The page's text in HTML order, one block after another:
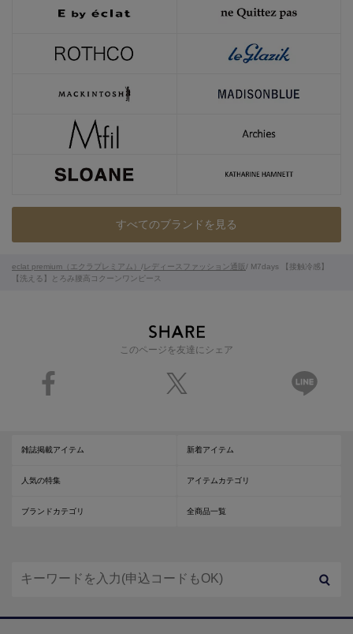
このページを友達にシェア
すべてのブランドを見る
eclat premium（エクラプレミアム） / レディースファッション通販/ M7days 【接触冷感】
【洗える】とろみ腰高コクーンワンピース
雑誌掲載アイテム 新着アイテム
人気の特集 アイテムカテゴリ
ブランドカテゴリ 全商品一覧